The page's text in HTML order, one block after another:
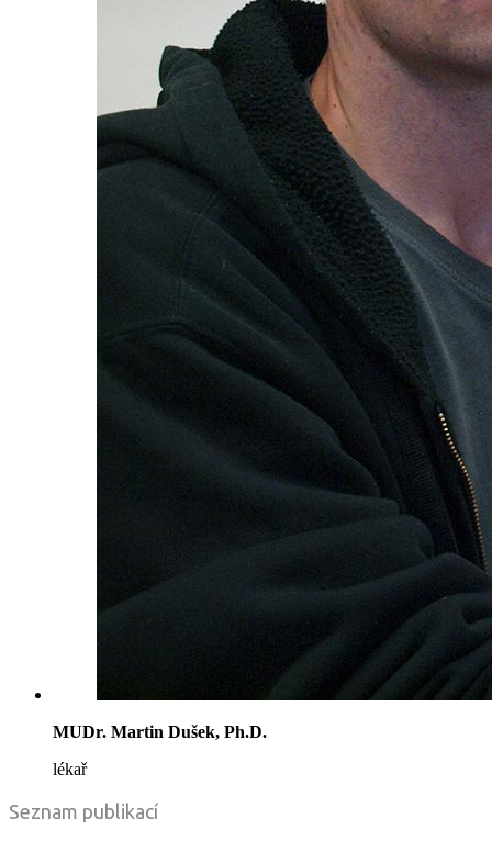
MUDr. Martin Dušek, Ph.D.
lékař
Seznam publikací